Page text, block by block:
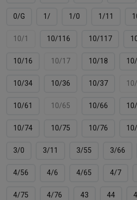
0/G 1/ 1/0 1/11
10/1 10/116 10/117
10/16 10/17 10/18
10/34 10/36 10/37
10/61 10/65 10/66
10/74 10/75 10/76
3/0 3/11 3/55 3/66
4/56 4/6 4/65 4/7
4/75 4/76 43 44